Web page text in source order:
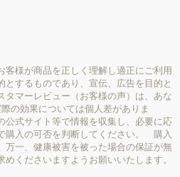
客様が商品を正しく理解し適正にご利用
とするものであり、宣伝、広告を目的と
マーレビュー（お客様の声）は、あな
の効果については個人差がありま
式サイト等で情報を収集し、必要に応
購入の可否を判断してください。 購入
万一、健康被害を被った場合の保証が無
くださいますようお願いいたします。